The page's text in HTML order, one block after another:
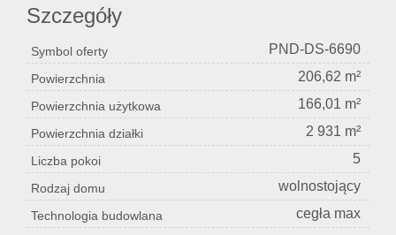
Szczegóły
Symbol oferty PND-DS-6690
Powierzchnia 206,62 m²
Powierzchnia użytkowa 166,01 m²
Powierzchnia działki 2 931 m²
Liczba pokoi 5
Rodzaj domu wolnostojący
Technologia budowlana cegła max